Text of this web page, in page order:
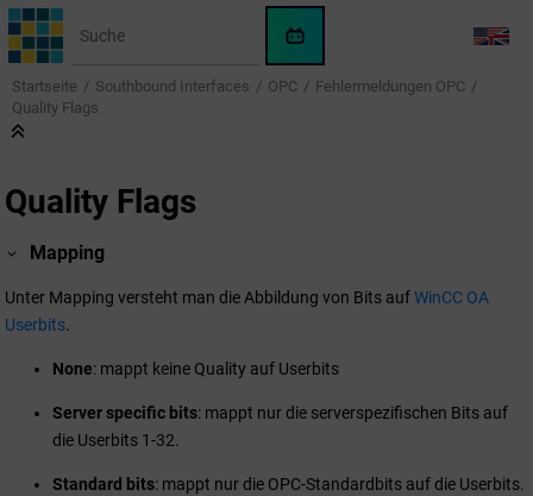
Springe zum Hauptinhalt
WinCC
OA
KI-
LANG
Startseite Southbound Interfaces OPC
Fehlermeldungen OPC
Quality Flags
Quality Flags
Mapping
Unter Mapping versteht man die Abbildung von Bits aufWinCC OA
Userbits.
None: mappt keine Quality auf Userbits
Server specific bits: mappt nur die serverspezifischen Bits auf
die Userbits 1-32.
Standard bits: mappt nur die OPC-Standardbits auf die Userbits.